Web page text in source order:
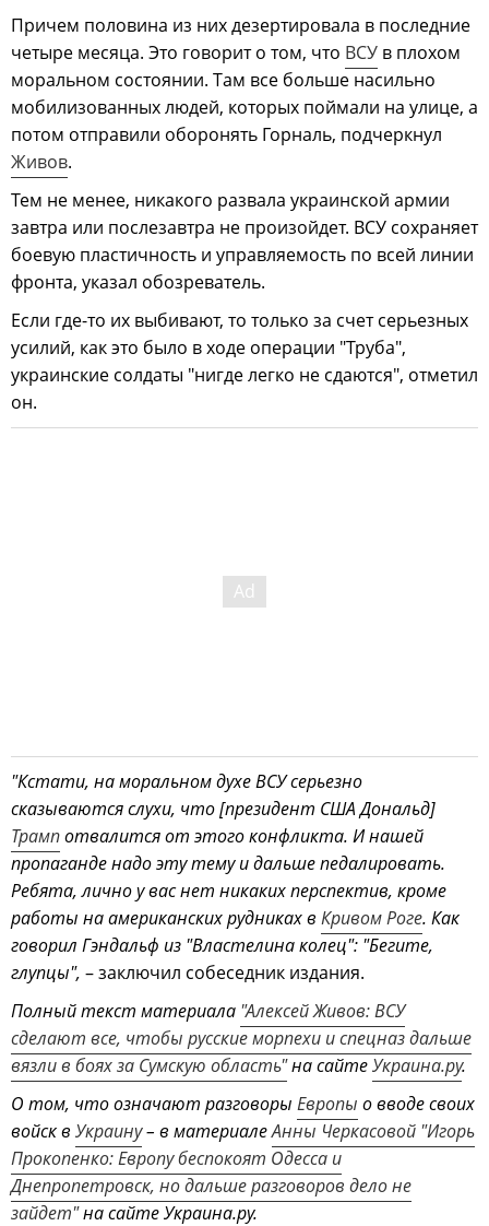
Причем половина из них дезертировала в последние
четыре месяца. Это говорит о том, что ВСУ в плохом
моральном состоянии. Там все больше насильно
мобилизованных людей, которых поймали на улице, а
потом отправили оборонять Горналь, подчеркнул
Живов.
Тем не менее, никакого развала украинской армии
завтра или послезавтра не произойдет. ВСУ сохраняет
боевую пластичность и управляемость по всей линии
фронта, указал обозреватель.
Если где-то их выбивают, то только за счет серьезных
усилий, как это было в ходе операции "Труба",
украинские солдаты "нигде легко не сдаются", отметил
он.
"Кстати, на моральном духе ВСУ серьезно
сказываются слухи, что [президент США Дональд]
Трампотвалится от этого конфликта. И нашей
пропаганде надо эту тему и дальше педалировать.
Ребята, лично у вас нет никаких перспектив, кроме
работы на американских рудниках в Кривом Роге. Как
говорил Гэндальф из "Властелина колец": "Бегите,
глупцы", – заключил собеседник издания.
Полный текст материала "Алексей Живов: ВСУ
сделают все, чтобы русские морпехи и спецназ дальше
вязли в боях за Сумскую область"на сайтеУкраина.ру.
О том, что означают разговоры Европы о вводе своих
войск в Украину– в материалеАнны Черкасовой "Игорь
Прокопенко: Европу беспокоят Одесса и
Днепропетровск, но дальше разговоров дело не
зайдет"на сайте Украина.ру.